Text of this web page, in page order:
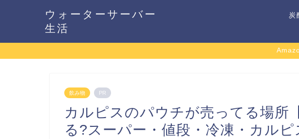
ウォーターサーバー
生活
炭
飲み物 PR
カルピスのパウチが売ってる場所
る?スーパー・値段・冷凍・カルピ